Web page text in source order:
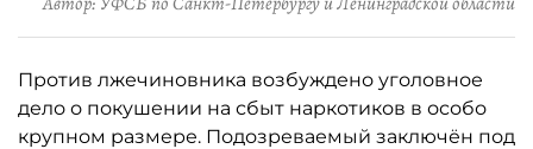
Против лжечиновника возбуждено уголовное
дело о покушении на сбыт наркотиков в особо
крупном размере. Подозреваемый заключён под